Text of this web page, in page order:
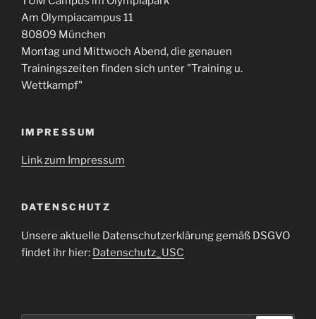
Am Olympiacampus 11
80809 München
Montag und Mittwoch Abend, die genauen
Trainingszeiten finden sich unter "Training u.
Wettkampf"
IMPRESSUM
Link zum Impressum
DATENSCHUTZ
Unsere aktuelle Datenschutzerklärung gemäß DSGVO
findet ihr hier: Datenschutz_USC